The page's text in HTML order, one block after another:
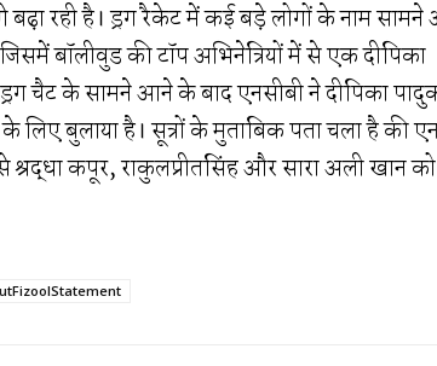
रही है। ड्रग रैकेट में कई बड़े लोगों के नाम
बॉलीवुड की टॉप अभिनेत्रियों में से एक दीपिका
चैट के सामने आने के बाद एनसीबी ने दीपिका
बुलाया है। सूत्रों के मुताबिक पता चला है की
श्रद्धा कपूर, राकुलप्रीतसिंह और सारा अली खान